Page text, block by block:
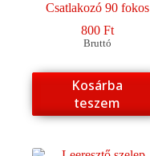
Csatlakozó 90 fokos
800 Ft
Bruttó
Kosárba
teszem